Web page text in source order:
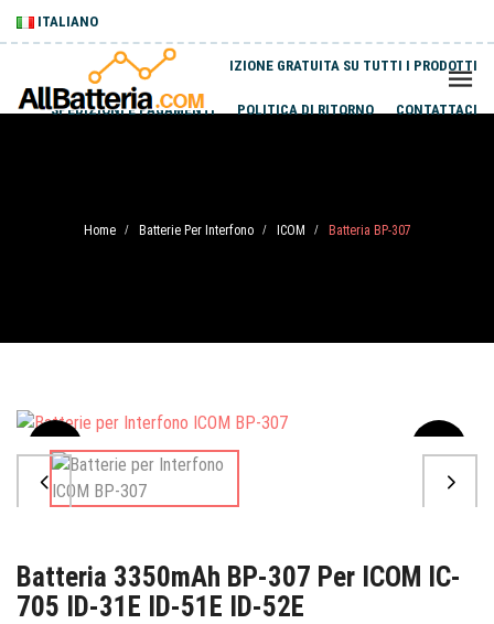
ITALIANO
SPEDIZIONE GRATUITA SU TUTTI I PRODOTTI
SPEDIZIONI E PAGAMENTI POLITICA DI RITORNO CONTATTACI
Home / Batterie Per Interfono / ICOM / Batteria BP-307
Sale
Batteria 3350mAh BP-307 Per ICOM IC-
705 ID-31E ID-51E ID-52E